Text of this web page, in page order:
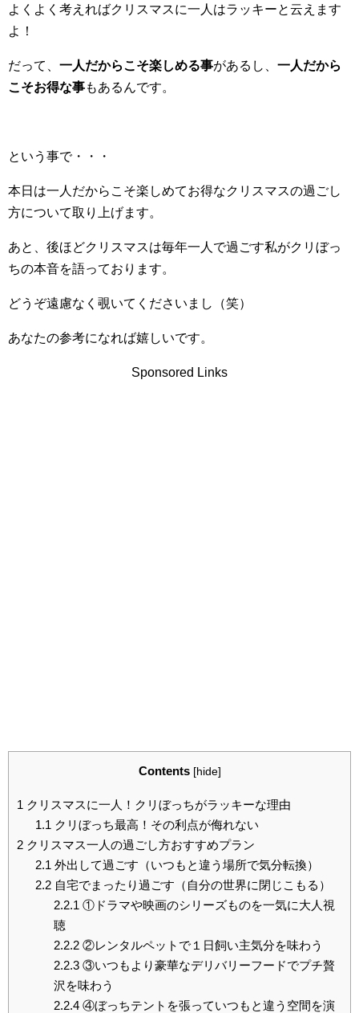
よくよく考えればクリスマスに一人はラッキーと云えます
よ！
だって、 一人だからこそ楽しめる事があるし、 一人だから
こそお得な事もあるんです。
という事で・・・
本日は一人だからこそ楽しめてお得なクリスマスの過ごし
方について取り上げます。
あと、後ほどクリスマスは毎年一人で過ごす私がクリぼっ
ちの本音を語っております。
どうぞ遠慮なく覗いてくださいまし（笑）
あなたの参考になれば嬉しいです。
Sponsored Links
Contents [hide]
1 クリスマスに一人！クリぼっちがラッキーな理由
1.1 クリぼっち最高！その利点が侮れない
2 クリスマス一人の過ごし方おすすめプラン
2.1 外出して過ごす（いつもと違う場所で気分転換）
2.2自宅でまったり過ごす（自分の世界に閉じこもる）
2.2.1 ①ドラマや映画のシリーズものを一気に大人視
聴
2.2.2②レンタルペットで１日飼い主気分を味わう
2.2.3③いつもより豪華なデリバリーフードでプチ贅
沢を味わう
2.2.4④ぼっちテントを張っていつもと違う空間を演